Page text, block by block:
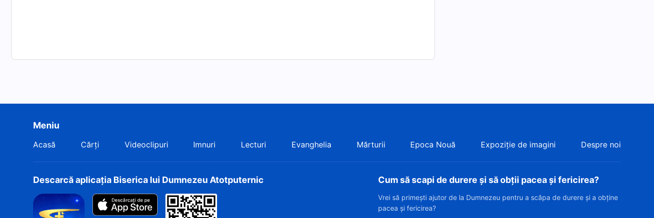
Meniu
Acasă Cărți Videoclipuri Imnuri Lecturi Evanghelia Mărturii Epoca Nouă Expoziție de imagini Despre noi
Descarcă aplicația Biserica lui Dumnezeu Atotputernic Cum să scapi de durere și să obții pacea și fericirea?
Vrei să primești ajutor de la Dumnezeu pentru a scăpa de durere și a obține
pacea și fericirea?